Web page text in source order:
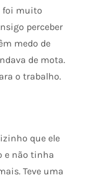
foi muito
perceber
medo de
de mota.
o trabalho.
que ele
e não tinha
Teve uma